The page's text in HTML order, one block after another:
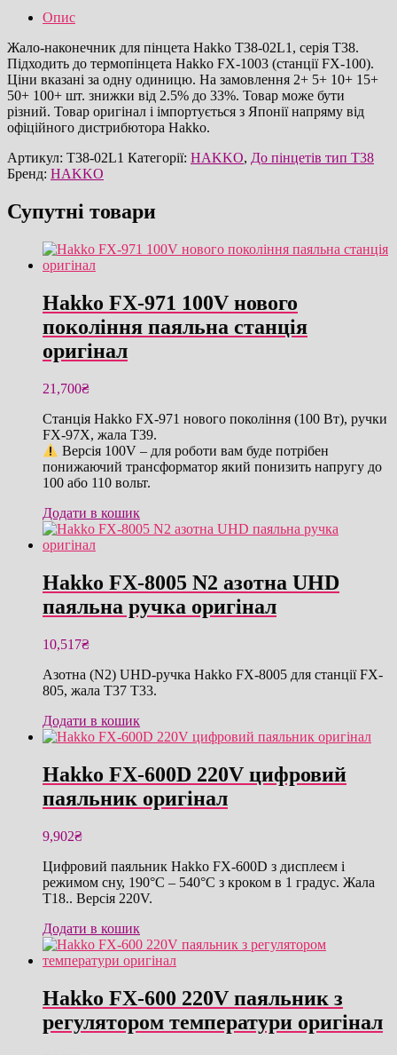
пінцета
оригінал
кількість
Опис
Жало-наконечник для пінцета Hakko T38-02L1, серія T38.
Підходить до термопінцета Hakko FX-1003 (станції FX-100).
Ціни вказані за одну одиницю. На замовлення 2+ 5+ 10+ 15+
50+ 100+ шт. знижки від 2.5% до 33%. Товар може бути
різний. Товар оригінал і імпортується з Японії напряму від
офіційного дистрибютора Hakko.
Артикул: T38-02L1 Категорії: HAKKO, До пінцетів тип T38
Бренд: HAKKO
Супутні товари
Hakko FX-971 100V нового
покоління паяльна станція
оригінал
21,700₴
Станція Hakko FX-971 нового покоління (100 Вт), ручки
FX-97X, жала T39.
Версія 100V – для роботи вам буде потрібен
понижаючий трансформатор який понизить напругу до
100 або 110 вольт.
Додати в кошик
Hakko FX-8005 N2 азотна UHD
паяльна ручка оригінал
10,517₴
Азотна (N2) UHD-ручка Hakko FX-8005 для станції FX-
805, жала T37 T33.
Додати в кошик
Hakko FX-600D 220V цифровий
паяльник оригінал
9,902₴
Цифровий паяльник Hakko FX-600D з дисплеєм і
режимом сну, 190°C – 540°C з кроком в 1 градус. Жала
T18.. Версія 220V.
Додати в кошик
Hakko FX-600 220V паяльник з
регулятором температури оригінал